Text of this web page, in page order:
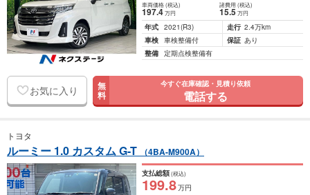
車両価格(税込)
197.4万円
諸費用 (税込)
15.5 万円
年式 2021(R3) 走行 2.4万km
車検 車検整備付 保証 あり
整備 定期点検整備有
お気に入り 無
料
今すぐ在庫確認・見積り依頼
電話する
トヨタ
ルーミー 1.0 カスタム G-T （4BA-M900A）
支払総額(税込)
199.8万円